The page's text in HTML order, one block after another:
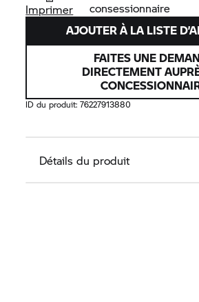
Imprimer
consessionnaire
AJOUTER À LA LISTE
FAITES UNE
DIRECTEMENT
ID du produit:76227913880
Détails du produit